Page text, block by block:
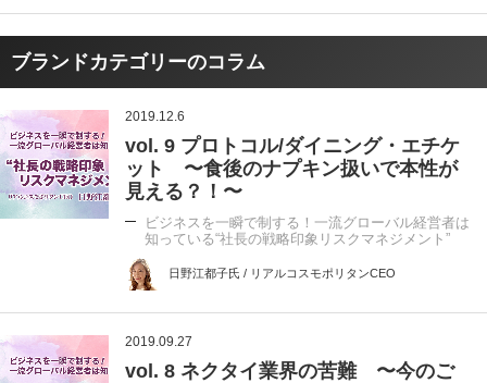
ブランドカテゴリーのコラム
2019.12.6
vol. 9 プロトコル/ダイニング・エチケ
ット 〜食後のナプキン扱いで本性が
見える？！〜
ビジネスを一瞬で制する！一流グローバル経営者は
知っている“社長の戦略印象リスクマネジメント”
日野江都子氏 / リアルコスモポリタンCEO
2019.09.27
vol. 8 ネクタイ業界の苦難 〜今のご